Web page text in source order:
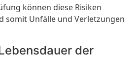
können diese Risiken
somit Unfälle und Verletzungen
der